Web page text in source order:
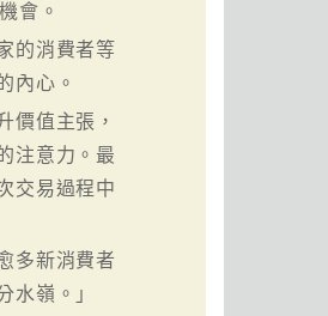
會。
的消費者等
內心。
價值主張，
注意力。最
交易過程中
多新消費者
水嶺。」